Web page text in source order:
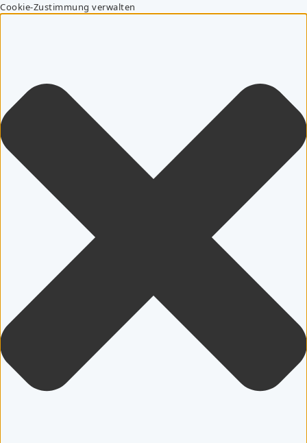
Cookie-Zustimmung verwalten